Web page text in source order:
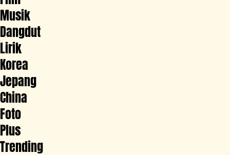
Musik
Dangdut
Lirik
Korea
Jepang
China
Foto
Plus
Trending